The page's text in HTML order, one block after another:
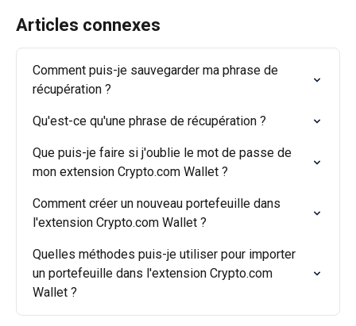
Articles connexes
Comment puis-je sauvegarder ma phrase de
récupération ?
Qu'est-ce qu'une phrase de récupération ?
Que puis-je faire si j'oublie le mot de passe de
mon extension Crypto.com Wallet ?
Comment créer un nouveau portefeuille dans
l'extension Crypto.com Wallet ?
Quelles méthodes puis-je utiliser pour importer
un portefeuille dans l'extension Crypto.com
Wallet ?